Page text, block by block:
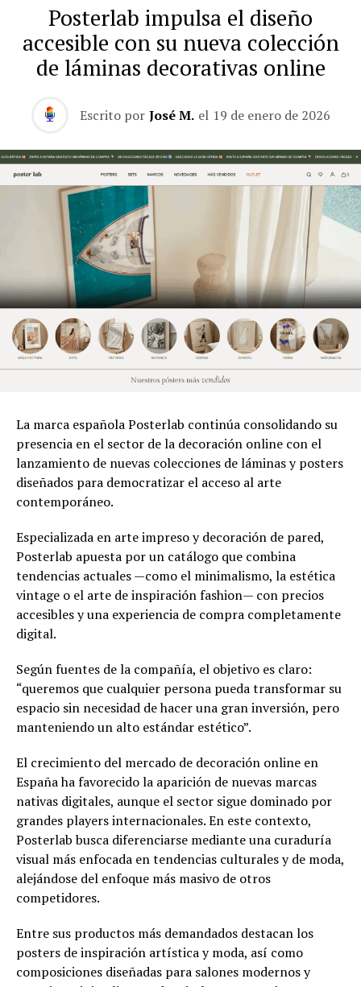
Posterlab impulsa el diseño
accesible con su nueva colección
de láminas decorativas online
Escrito por José M. el 19 de enero de 2026
La marca española Posterlab continúa consolidando su
presencia en el sector de la decoración online con el
lanzamiento de nuevas colecciones de láminas y posters
diseñados para democratizar el acceso al arte
contemporáneo.
Especializada en arte impreso y decoración de pared,
Posterlab apuesta por un catálogo que combina
tendencias actuales —como el minimalismo, la estética
vintage o el arte de inspiración fashion— con precios
accesibles y una experiencia de compra completamente
digital.
Según fuentes de la compañía, el objetivo es claro:
“queremos que cualquier persona pueda transformar su
espacio sin necesidad de hacer una gran inversión, pero
manteniendo un alto estándar estético”.
El crecimiento del mercado de decoración online en
España ha favorecido la aparición de nuevas marcas
nativas digitales, aunque el sector sigue dominado por
grandes players internacionales. En este contexto,
Posterlab busca diferenciarse mediante una curaduría
visual más enfocada en tendencias culturales y de moda,
alejándose del enfoque más masivo de otros
competidores.
Entre sus productos más demandados destacan los
posters de inspiración artística y moda, así como
composiciones diseñadas para salones modernos y